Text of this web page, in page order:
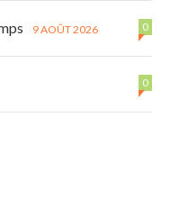
9 AOÛT 2026 0
0